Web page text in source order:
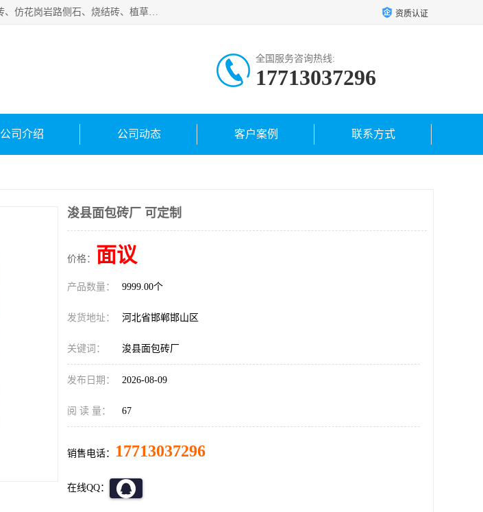
邯郸市宝满建材有限公司专业生产各种水泥预制件，包括仿花岗岩路面砖、仿花岗岩人行道砖、仿花岗岩路侧石、烧结砖、植草砖、码头砖连锁块、仿花岗岩路侧石、沙井盖、水泥盖板等各种水泥制品 资质认证
全国服务咨询热线:
17713037296
公司介绍 公司动态 客户案例 联系方式
浚县面包砖厂 可定制
价格： 面议
产品数量： 9999.00个
发货地址： 河北省邯郸邯山区
关键词： 浚县面包砖厂
发布日期： 2026-08-09
阅 读 量： 67
销售电话： 17713037296
在线QQ：